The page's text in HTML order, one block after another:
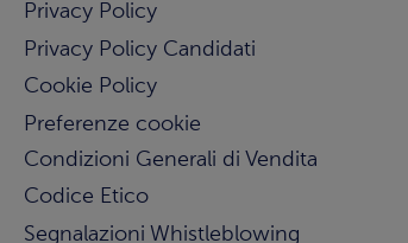
Privacy Policy
Privacy Policy Candidati
Cookie Policy
Preferenze cookie
Condizioni Generali di Vendita
Codice Etico
Segnalazioni Whistleblowing